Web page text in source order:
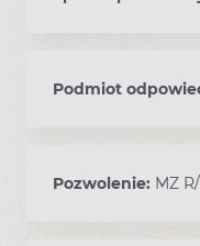
Podmiot
Pozwolenie: MZ